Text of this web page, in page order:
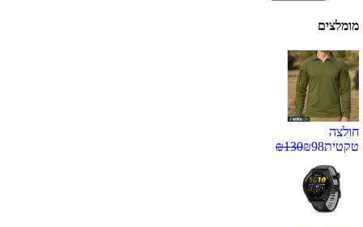
מומלצים
חולצה
טקטית
₪98
₪130